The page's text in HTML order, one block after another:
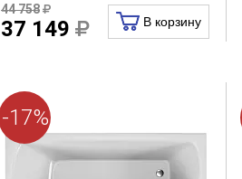
44 758
37 149 В корзину
-17%